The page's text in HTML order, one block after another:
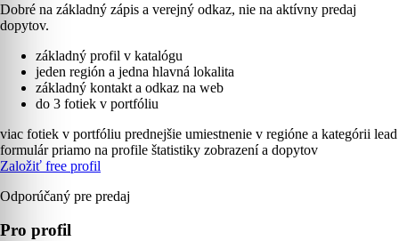
Dobré na základný zápis a verejný odkaz, nie na aktívny predaj
dopytov.
základný profil v katalógu
jeden región a jedna hlavná lokalita
základný kontakt a odkaz na web
do 3 fotiek v portfóliu
viac fotiek v portfóliu prednejšie umiestnenie v regióne a kategórii lead
formulár priamo na profile štatistiky zobrazení a dopytov
Založiť free profil
Odporúčaný pre predaj
Pro profil